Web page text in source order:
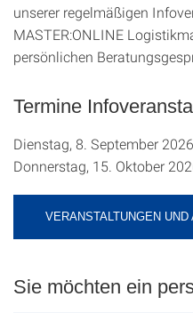
unserer regelmäßigen
MASTER:ONLINE
persönlichen
Termine
Dienstag, 8. September
Donnerstag, 15. Oktober
VERANSTALTUNGEN UND
Sie möchten ein